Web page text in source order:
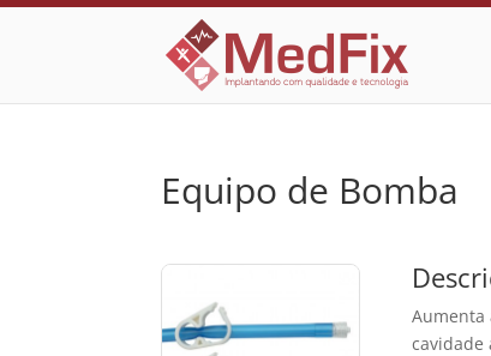
Equipo de Bomba
Aumenta
cavidade